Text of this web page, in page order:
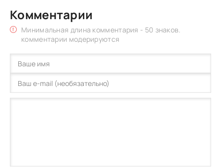
Комментарии
Минимальная длина комментария - 50 знаков.
комментарии модерируются